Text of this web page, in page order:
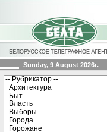
Sunday, 9 August 2026г.